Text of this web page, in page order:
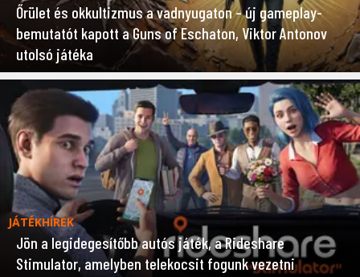
Őrület és okkultizmus a vadnyugaton – új gameplay-
bemutatót kapott a Guns of Eschaton, Viktor Antonov
utolsó játéka
JÁTÉKHÍREK
Jön a legidegesítőbb autós játék, a Rideshare
Stimulator, amelyben telekocsit fogunk vezetni